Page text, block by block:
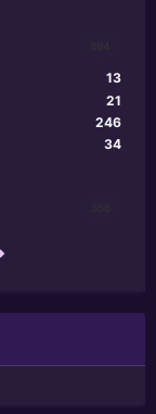
13
21
246
34